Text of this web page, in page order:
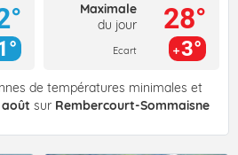
Maximale
du jour
Ecart
28°
3°
de températures minimales et
août sur Rembercourt-Sommaisne